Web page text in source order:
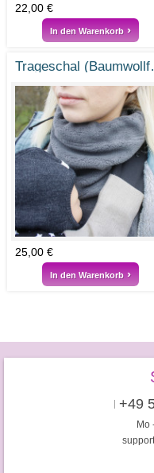
22,00 €
In den Warenkorb
Trageschal (Baumwollfleece)
25,00 €
In den Warenkorb
+49
Mo